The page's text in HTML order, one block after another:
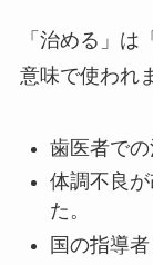
「治める」は
意味で使われ
歯医者での
体調不良
た。
国の指導